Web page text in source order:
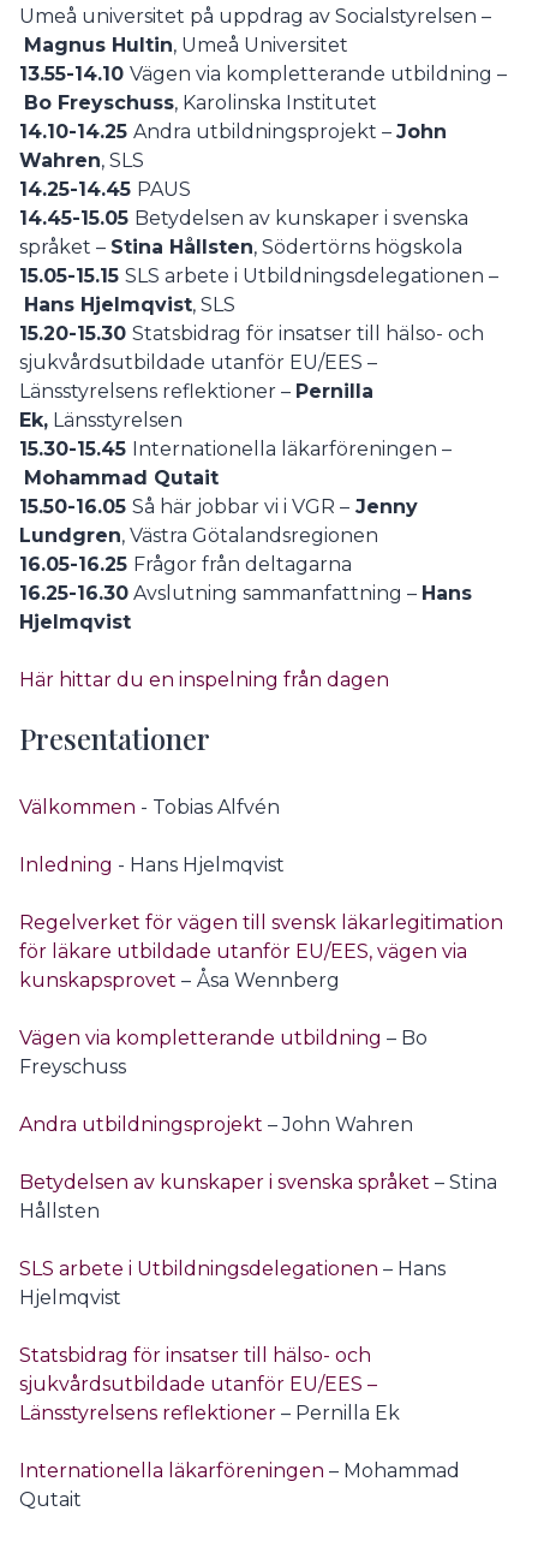
Umeå universitet på uppdrag av Socialstyrelsen –
Magnus Hultin, Umeå Universitet
13.55-14.10 Vägen via kompletterande utbildning –
Bo Freyschuss, Karolinska Institutet
14.10-14.25 Andra utbildningsprojekt – John
Wahren, SLS
14.25-14.45 PAUS
14.45-15.05 Betydelsen av kunskaper i svenska
språket – Stina Hållsten, Södertörns högskola
15.05-15.15 SLS arbete i Utbildningsdelegationen –
Hans Hjelmqvist, SLS
15.20-15.30 Statsbidrag för insatser till hälso- och
sjukvårdsutbildade utanför EU/EES –
Länsstyrelsens reflektioner – Pernilla
Ek, Länsstyrelsen
15.30-15.45 Internationella läkarföreningen –
Mohammad Qutait
15.50-16.05 Så här jobbar vi i VGR – Jenny
Lundgren, Västra Götalandsregionen
16.05-16.25 Frågor från deltagarna
16.25-16.30 Avslutning sammanfattning – Hans
Hjelmqvist
Här hittar du en inspelning från dagen
Presentationer
Välkommen - Tobias Alfvén
Inledning - Hans Hjelmqvist
Regelverket för vägen till svensk läkarlegitimation
för läkare utbildade utanför EU/EES, vägen via
kunskapsprovet – Åsa Wennberg
Vägen via kompletterande utbildning – Bo
Freyschuss
Andra utbildningsprojekt – John Wahren
Betydelsen av kunskaper i svenska språket – Stina
Hållsten
SLS arbete i Utbildningsdelegationen – Hans
Hjelmqvist
Statsbidrag för insatser till hälso- och
sjukvårdsutbildade utanför EU/EES –
Länsstyrelsens reflektioner – Pernilla Ek
Internationella läkarföreningen – Mohammad
Qutait